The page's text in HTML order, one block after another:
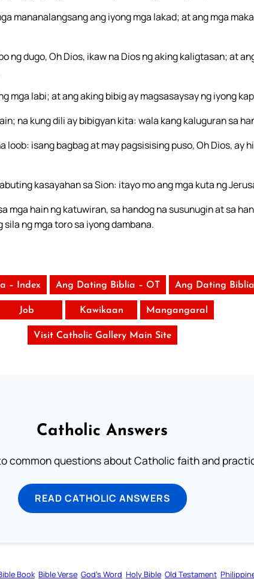
mananalangsang ang iyong mga lakad; at ang mga
ng dugo, Oh Dios, ikaw na Dios ng aking kaligtasan; at
mga labi; at ang aking bibig ay magsasaysay ng iyong
na kung dili ay bibigyan kita: wala kang kaluguran sa
loob: isang bagbag at may pagsisising puso, Oh Dios, ay
kasayahan sa Sion: itayo mo ang mga kuta ng
mga hain ng katuwiran, sa handog na susunugin at sa
ng mga toro sa iyong dambana.
– Index Ang Dating Biblia – OT Ang Dating
Job Kawikaan Mangangaral
Visit Catholic Gallery Main Site
Catholic Answers
common questions about Catholic faith and
READ CATHOLIC ANSWERS
Book Bible Verse God’s Word Holy Bible Old Testament